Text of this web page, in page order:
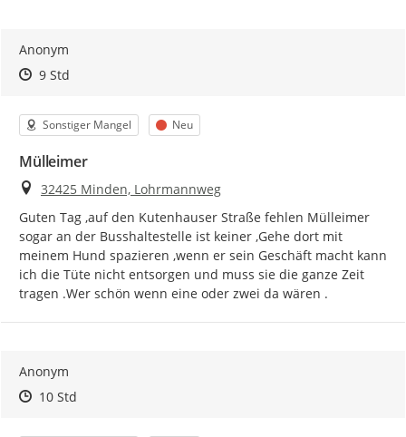
Anonym
Zeitpunkt des Erstellens
Zeitpunkt des Erstellens
9 StdZur Äußerung
Kategorie
Sonstiger Mangel Status
Neu
Mülleimer
Ort
32425 Minden, Lohrmannweg
Guten Tag ,auf den Kutenhauser Straße fehlen Mülleimer
sogar an der Busshaltestelle ist keiner ,Gehe dort mit
meinem Hund spazieren ,wenn er sein Geschäft macht kann
ich die Tüte nicht entsorgen und muss sie die ganze Zeit
tragen .Wer schön wenn eine oder zwei da wären .
Anonym
Zeitpunkt des Erstellens
Zeitpunkt des Erstellens
10 StdZur Äußerung